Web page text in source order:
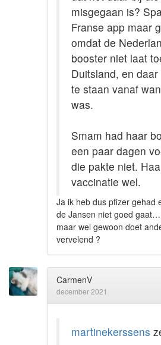
misgegaan is?
Franse app maar
omdat de
booster niet laat
Duitsland, en
te staan vanaf
was.
Smam had haar
een paar dagen
die pakte niet.
vaccinatie wel.
Ja ik heb dus pfizer gehad
de Jansen niet goed
maar wel gewoon doet
vervelend ?
CarmenV
december 2021
martinekerssens